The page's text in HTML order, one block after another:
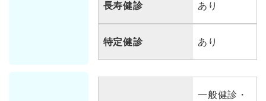
長寿健診 あり
特定健診 あり
一般健診・